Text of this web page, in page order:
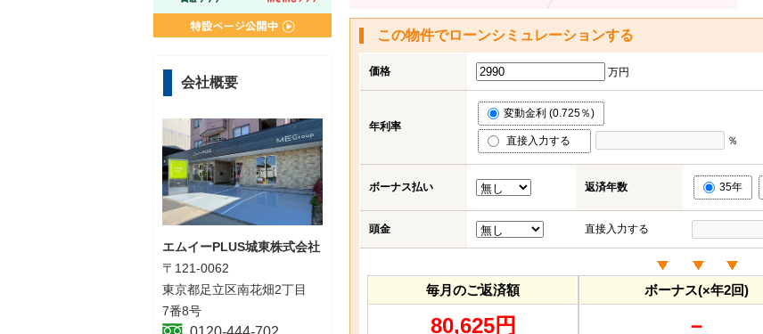
この物件でローンシミュレーションする
価格 万円
年利率
変動金利 (0.725％)
直接入力する ％
ボーナス払い 返済年数 35年
頭金 直接入力する
毎月のご返済額
80,625円
ボーナス(×年2回)
－
会社概要
エムイーPLUS城東株式会社
〒121-0062
東京都足立区南花畑2丁目
7番8号